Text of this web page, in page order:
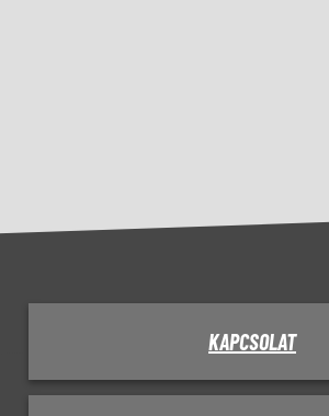
KAPCSOLAT